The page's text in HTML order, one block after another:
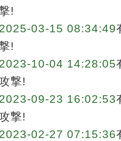
!
2025-03-15 08:34:49
!
2023-10-04 14:28:05
撃!
2023-09-23 16:02:53
撃!
2023-02-27 07:15:36